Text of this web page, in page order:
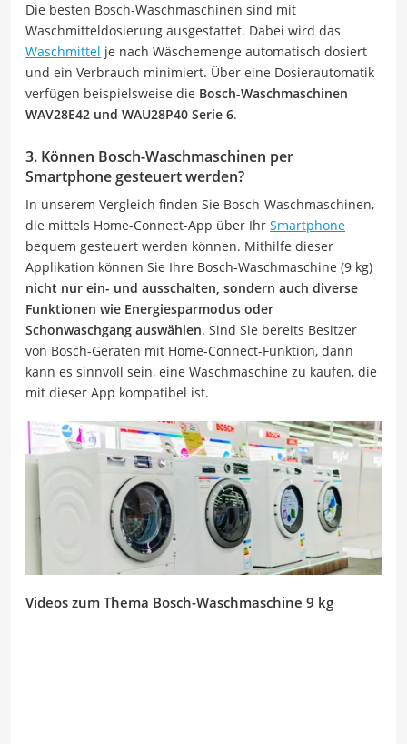
Die besten Bosch-Waschmaschinen sind mit
Waschmitteldosierung ausgestattet. Dabei wird das
Waschmittel je nach Wäschemenge automatisch dosiert
und ein Verbrauch minimiert. Über eine Dosierautomatik
verfügen beispielsweise die Bosch-Waschmaschinen
WAV28E42 und WAU28P40 Serie 6.
3. Können Bosch-Waschmaschinen per
Smartphone gesteuert werden?
In unserem Vergleich finden Sie Bosch-Waschmaschinen,
die mittels Home-Connect-App über Ihr Smartphone
bequem gesteuert werden können. Mithilfe dieser
Applikation können Sie Ihre Bosch-Waschmaschine (9 kg)
nicht nur ein- und ausschalten, sondern auch diverse
Funktionen wie Energiesparmodus oder
Schonwaschgang auswählen. Sind Sie bereits Besitzer
von Bosch-Geräten mit Home-Connect-Funktion, dann
kann es sinnvoll sein, eine Waschmaschine zu kaufen, die
mit dieser App kompatibel ist.
Videos zum Thema Bosch-Waschmaschine 9 kg